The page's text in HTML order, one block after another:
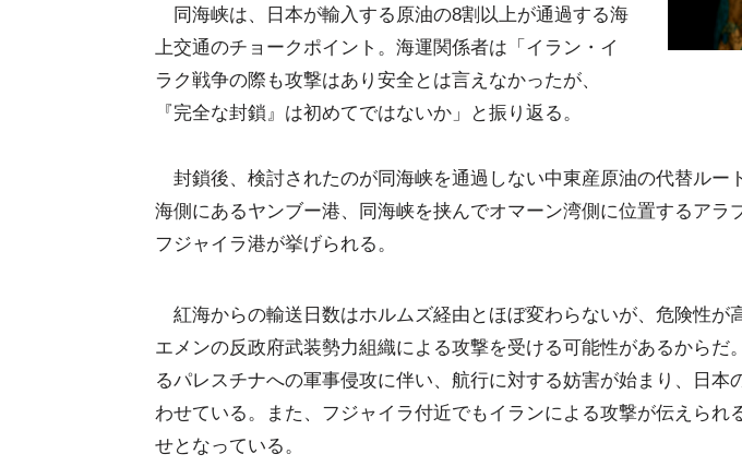
同海峡は、日本が輸入する原油の8割以上が通過する海
上交通のチョークポイント。海運関係者は「イラン・イ
ラク戦争の際も攻撃はあり安全とは言えなかったが、
『完全な封鎖』は初めてではないか」と振り返る。
封鎖後、検討されたのが同海峡を通過しない中東産原油の代替ルー
海側にあるヤンブー港、同海峡を挟んでオマーン湾側に位置するアラ
フジャイラ港が挙げられる。
紅海からの輸送日数はホルムズ経由とほぼ変わらないが、危険性が
エメンの反政府武装勢力組織による攻撃を受ける可能性があるからだ
るパレスチナへの軍事侵攻に伴い、航行に対する妨害が始まり、日本
わせている。また、フジャイラ付近でもイランによる攻撃が伝えられ
せとなっている。